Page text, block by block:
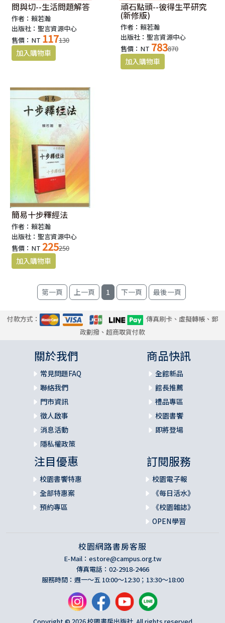
問與切--生活問題解答
作者：賴若瀚
出版社：聖言資源中心
售價：NT 117130
頑石點頭--彼得生平研究
(新修版)
作者：賴若瀚
出版社：聖言資源中心
售價：NT 783870
簡易十步釋經法
作者：賴若瀚
出版社：聖言資源中心
售價：NT 225250
1
付款方式：
傳真刷卡、虛擬轉帳、郵
政劃撥、超商取貨付款
關於我們
常見問題FAQ
聯絡我們
門市資訊
徵人啟事
消息活動
隱私權政策
商品快訊
全館新品
館長推薦
禮品專區
校園書饗
即將登場
注目優惠
校園書饗特惠
全部特惠案
預約專區
訂閱服務
校園電子報
《每日活水》
《校園雜誌》
OPEN學習
校園網路書房客服
E-Mail： estore@campus.org.tw
傳真電話：02-2918-2466
服務時間：週一～五 10:00～12:30；13:30～18:00
Copyright © 2026 校園書房出版社. All rights reserved